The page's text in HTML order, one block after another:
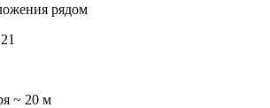
рядом
~ 20 м